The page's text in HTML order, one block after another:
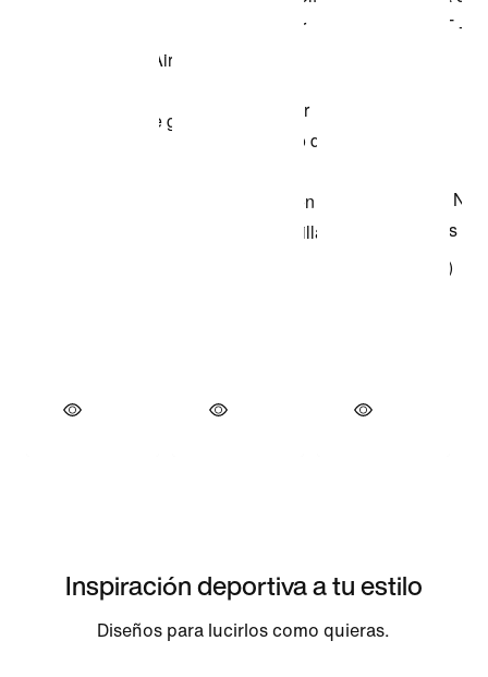
Inspiración deportiva a tu estilo
Diseños para lucirlos como quieras.